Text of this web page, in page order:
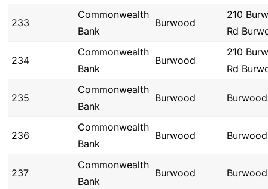
233
Commonwealth
Bank
Burwood
210
Rd
234
Commonwealth
Bank
Burwood
210
Rd
235
Commonwealth
Bank
Burwood Burwood
236
Commonwealth
Bank
Burwood Burwood
237
Commonwealth
Bank
Burwood Burwood